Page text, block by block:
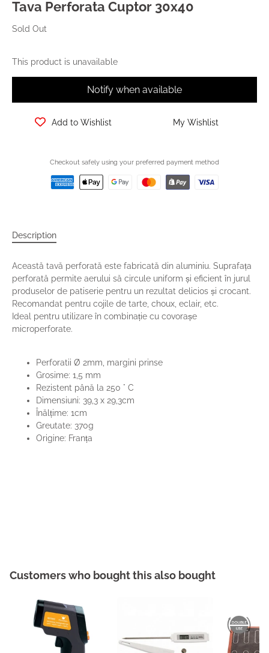
Tava Perforata Cuptor 30x40
Sold Out
This product is unavailable
Notify when available
Add to Wishlist My Wishlist
Checkout safely using your preferred payment method
Description
Această tavă perforată este fabricată din aluminiu. Suprafața
perforată permite aerului să circule uniform și eficient în jurul
produselor de patiserie pentru un rezultat delicios și crocant.
Recomandat pentru cojile de tarte, choux, eclair, etc.
Ideal pentru utilizare în combinație cu covorașe
microperforate.
Perforatii Ø 2mm, margini prinse
Grosime: 1,5 mm
Rezistent până la 250 ° C
Dimensiuni: 39,3 x 29,3cm
Înălțime: 1cm
Greutate: 370g
Origine: Franța
Customers who bought this also bought